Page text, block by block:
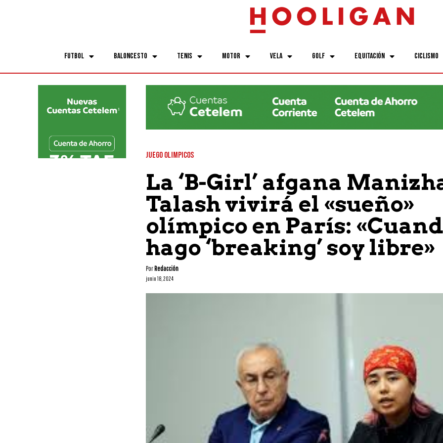
Futbol Baloncesto Tenis Motor Vela Golf Equitación Ciclismo
JUEGO OLIMPICOS
La ‘B-Girl’ afgana
Talash vivirá el «sueño»
olímpico en París:
hago ‘breaking’ soy libre»
PorRedacción
junio 18, 2024